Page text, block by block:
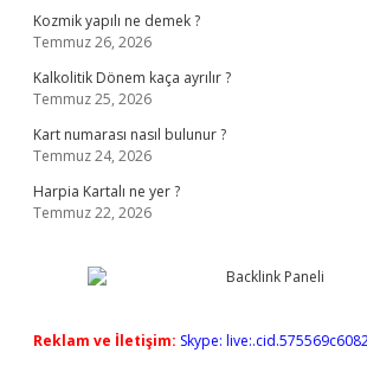
Kozmik yapılı ne demek ?
Temmuz 26, 2026
Kalkolitik Dönem kaça ayrılır ?
Temmuz 25, 2026
Kart numarası nasıl bulunur ?
Temmuz 24, 2026
Harpia Kartalı ne yer ?
Temmuz 22, 2026
Reklam ve İletişim: Skype: